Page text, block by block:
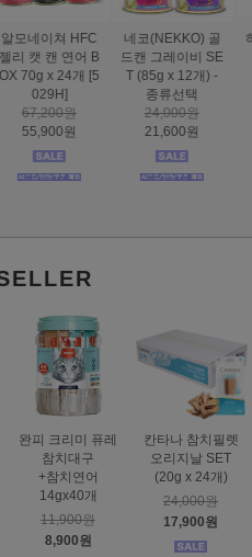
스마트하트 골드
나인케어 캣 피부&
피모 6kg
60,000원
49,000원
도트캣 스크래처
집콕 TV
16,000원
12,900원
완피 크리미 퓨레
참치대구
+참치연어
14gx40개
11,900원
8,900원
칸타나 참치필렛
오리지날 SET
(20g x 24개)
24,000원
17,900원